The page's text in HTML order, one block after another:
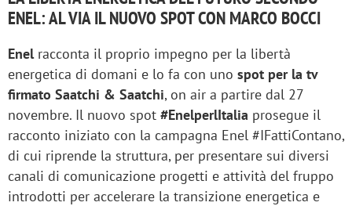
ENEL: AL VIA IL NUOVO SPOT CON MARCO BOCCI
Enel racconta il proprio impegno per la libertà
energetica di domani e lo fa con uno spot per la tv
firmato Saatchi & Saatchi, on air a partire dal 27
novembre. Il nuovo spot #EnelperlItalia prosegue il
racconto iniziato con la campagna Enel #IFattiContano,
di cui riprende la struttura, per presentare sui diversi
canali di comunicazione progetti e attività del fruppo
introdotti per accelerare la transizione energetica e